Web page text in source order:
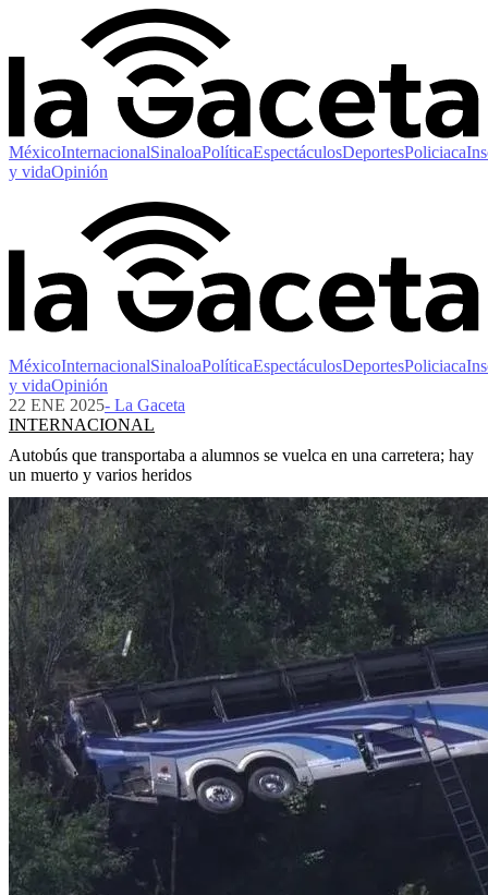
MéxicoInternacionalSinaloaPolíticaEspectáculosDeportesPoliciaca
y vidaOpinión
MéxicoInternacionalSinaloaPolíticaEspectáculosDeportesPoliciaca
y vidaOpinión
22 ENE 2025- La Gaceta
INTERNACIONAL
Autobús que transportaba a alumnos se vuelca en una carretera; hay
un muerto y varios heridos